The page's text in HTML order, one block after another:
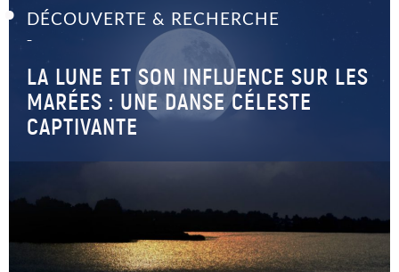
DÉCOUVERTE & RECHERCHE
–
LA LUNE ET SON INFLUENCE SUR LES
MARÉES : UNE DANSE CÉLESTE
CAPTIVANTE